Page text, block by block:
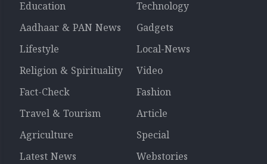
Education
Technology
Aadhaar & PAN News
Gadgets
Lifestyle
Local-News
Religion & Spirituality
Video
Fact-Check
Fashion
Travel & Tourism
Article
Agriculture
Special
Latest News
Webstories